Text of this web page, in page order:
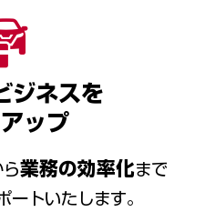
ジネスを
ップ
ら業務の効率化まで
トいたします。